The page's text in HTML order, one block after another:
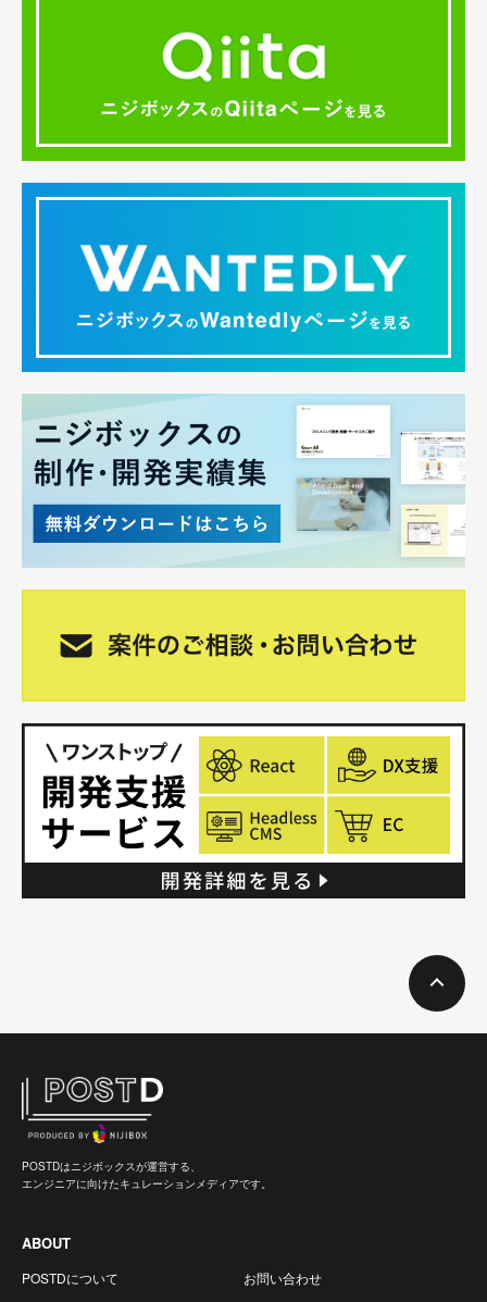
POSTDはニジボックスが運営する、
エンジニアに向けたキュレーションメディアです。
ABOUT
POSTDについて
お問い合わせ